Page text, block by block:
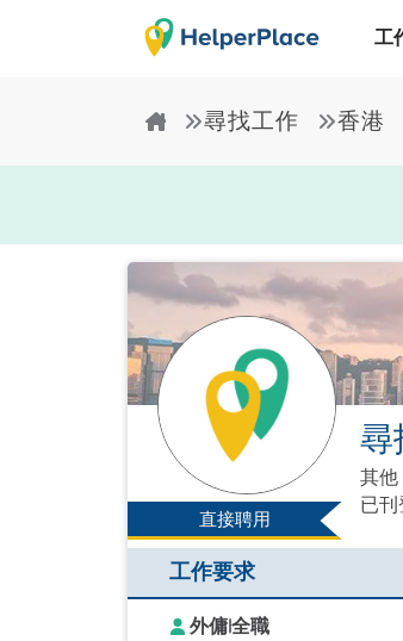
工
尋找工作 香港
直接聘用
尋
其他
已刊
工作要求
外傭|全職